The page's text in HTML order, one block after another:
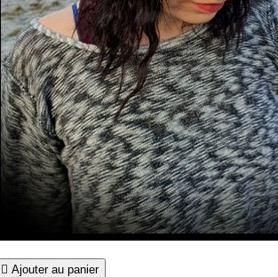
 Ajouter au panier